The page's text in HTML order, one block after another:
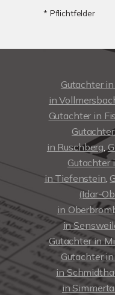
* Pflichtfelder
Gutachter
in
Gutachter in
in Ruschberg,
Gutachter
in Tiefenstein,
(Idar-
in
in
Gutachter in
Gutachter
in
in